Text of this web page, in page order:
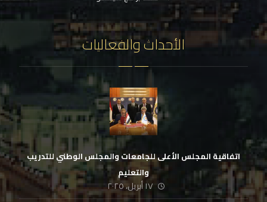
الأحداث والفعاليات
اتفاقية المجلس الأعلى للجامعات والمجلس الوطني للتدريب
والتعليم
١٧ أبريل، ٢٠٢٥